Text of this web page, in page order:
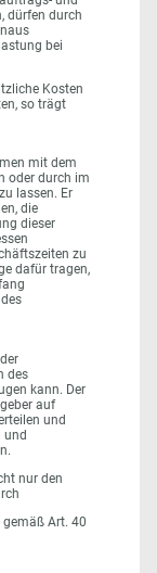
dürfen durch
bei
Kosten
so trägt
mit dem
oder durch im
lassen. Er
die
dieser
zu
dafür tragen,
des
kann. Der
auf
und
und
nur den
Art. 40